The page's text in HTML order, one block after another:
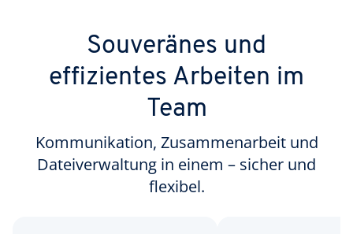
Souveränes und
effizientes Arbeiten im
Team
Kommunikation, Zusammenarbeit und
Dateiverwaltung in einem – sicher und
flexibel.